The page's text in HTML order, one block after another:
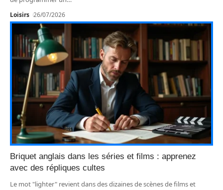
Loisirs 26/07/2026
Briquet anglais dans les séries et films : apprenez
avec des répliques cultes
Le mot "lighter" revient dans des dizaines de scènes de films et